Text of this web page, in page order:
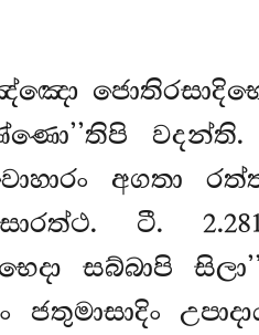
වදන්ති.
අගතා
ටී.
සබ්බාපි
ජතුමාසාදිං